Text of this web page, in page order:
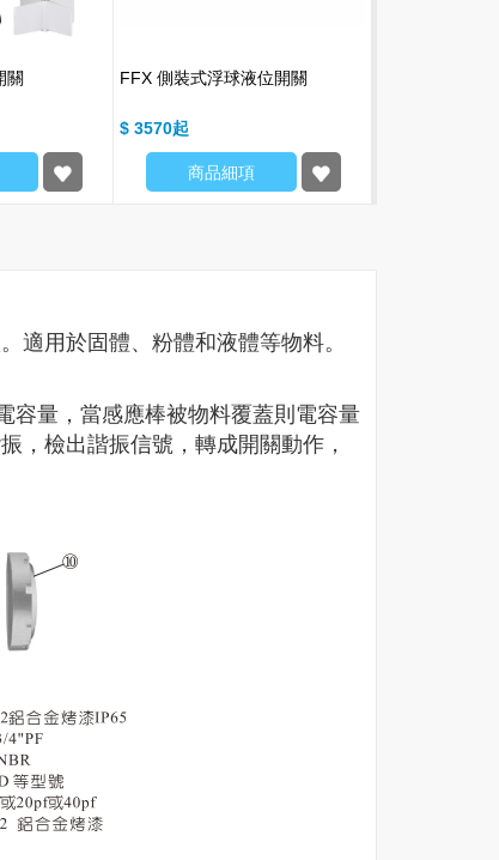
關 FFX 側裝式浮球液位開關
$ 3570
商品細項
適用於固體、粉體和液體等物料。
容量，當感應棒被物料覆蓋則電容量
，檢出諧振信號，轉成開關動作，